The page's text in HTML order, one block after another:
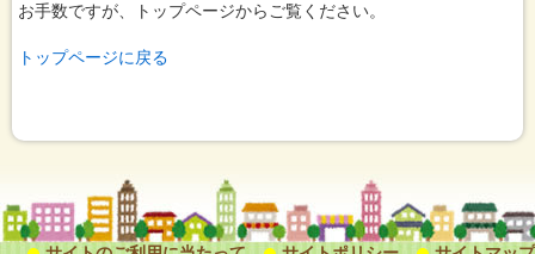
お手数ですが、トップページからご覧ください。
トップページに戻る